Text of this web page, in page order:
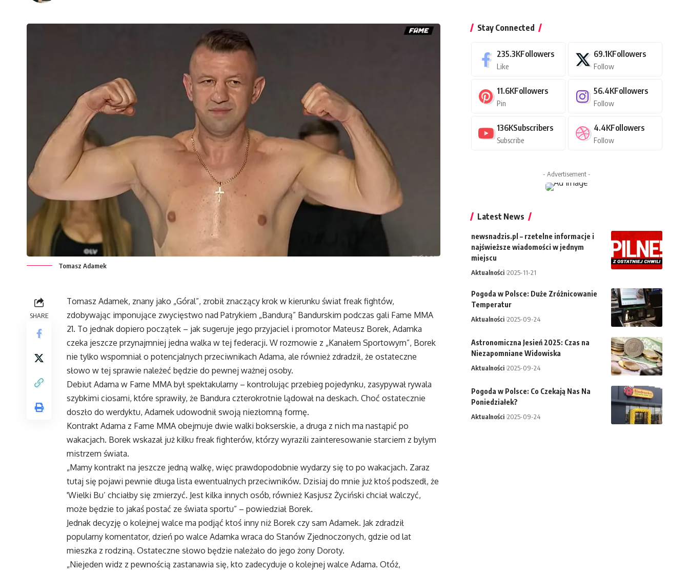
Tomasz Adamek
SHARE
Tomasz Adamek, znany jako „Góral”, zrobił znaczący krok w kierunku świat freak fightów,
zdobywając imponujące zwycięstwo nad Patrykiem „Bandurą” Bandurskim podczas gali Fame MMA
21. To jednak dopiero początek – jak sugeruje jego przyjaciel i promotor Mateusz Borek, Adamka
czeka jeszcze przynajmniej jedna walka w tej federacji. W rozmowie z „Kanałem Sportowym”, Borek
nie tylko wspomniał o potencjalnych przeciwnikach Adama, ale również zdradził, że ostateczne
słowo w tej sprawie należeć będzie do pewnej ważnej osoby.
Debiut Adama w Fame MMA był spektakularny – kontrolując przebieg pojedynku, zasypywał rywala
szybkimi ciosami, które sprawiły, że Bandura czterokrotnie lądował na deskach. Choć ostatecznie
doszło do werdyktu, Adamek udowodnił swoją niezłomną formę.
Kontrakt Adama z Fame MMA obejmuje dwie walki bokserskie, a druga z nich ma nastąpić po
wakacjach. Borek wskazał już kilku freak fighterów, którzy wyrazili zainteresowanie starciem z byłym
mistrzem świata.
„Mamy kontrakt na jeszcze jedną walkę, więc prawdopodobnie wydarzy się to po wakacjach. Zaraz
tutaj się pojawi pewnie długa lista ewentualnych przeciwników. Dzisiaj do mnie już ktoś podszedł, że
'Wielki Bu’ chciałby się zmierzyć. Jest kilka innych osób, również Kasjusz Życiński chciał walczyć,
może będzie to jakaś postać ze świata sportu” – powiedział Borek.
Jednak decyzję o kolejnej walce ma podjąć ktoś inny niż Borek czy sam Adamek. Jak zdradził
popularny komentator, dzień po walce Adamka wraca do Stanów Zjednoczonych, gdzie od lat
mieszka z rodziną. Ostateczne słowo będzie należało do jego żony Doroty.
„Niejeden widz z pewnością zastanawia się, kto zadecyduje o kolejnej walce Adama. Otóż,
Stay Connected
235.3KFollowers
Like
69.1KFollowers
Follow
11.6KFollowers
Pin
56.4KFollowers
Follow
136KSubscribers
Subscribe
4.4KFollowers
Follow
- Advertisement -
Latest News
newsnadzis.pl – rzetelne informacje i
najświeższe wiadomości w jednym
miejscu
Aktualności 2025-11-21
Pogoda w Polsce: Duże Zróżnicowanie
Temperatur
Aktualności 2025-09-24
Astronomiczna Jesień 2025: Czas na
Niezapomniane Widowiska
Aktualności 2025-09-24
Pogoda w Polsce: Co Czekają Nas Na
Poniedziałek?
Aktualności 2025-09-24